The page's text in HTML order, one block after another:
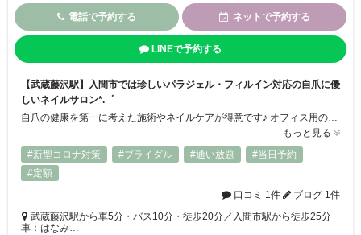
電話で予約する ネットで予約する
LINEで予約する
【武蔵藤沢駅】入間市では珍しいパラジェル・フィルイン対応の自爪に優
しいネイルサロン*.゜
自爪の健康を第一に考えた施術やネイルケアが得意です♪ オフィス用のシンプルで上品なデザインから、イベント用のアートデザインまで、何でもお任せください☆ 今話題のマグネットネイルも大人気！ その他、巻き爪や爪のひび割れ、噛み癖による深爪などでお悩みの方にもご利用いただいています◎ 男性のネイルケアも大歓迎です！ 爪のことなら何でもNail Salon Chatにご相談ください！！
もっと見る
#新型コロナ対策
#ブライダル #通い放題
#当日予約
#定額
口コミ 1件
ブログ 1件
武蔵藤沢駅から車5分・バス10分・徒歩20分／入間市駅から徒歩25分
車：はなみ…